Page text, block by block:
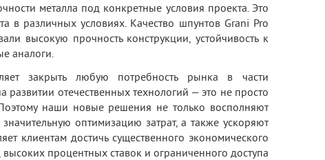
металла под конкретные условия проекта. Это
в различных условиях. Качество шпунтов Grani Pro
высокую прочность конструкции, устойчивость к
аналоги.
закрыть любую потребность рынка в части
отечественных технологий — это не просто
наши новые решения не только восполняют
оптимизацию затрат, а также ускоряют
клиентам достичь существенного экономического
процентных ставок и ограниченного доступа